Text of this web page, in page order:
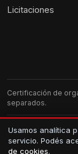
Licitaciones
Certificación de
separados.
G-CERTI Argentina.
Los certificados se
Usamos analítica
servicio. Podés
de cookies.